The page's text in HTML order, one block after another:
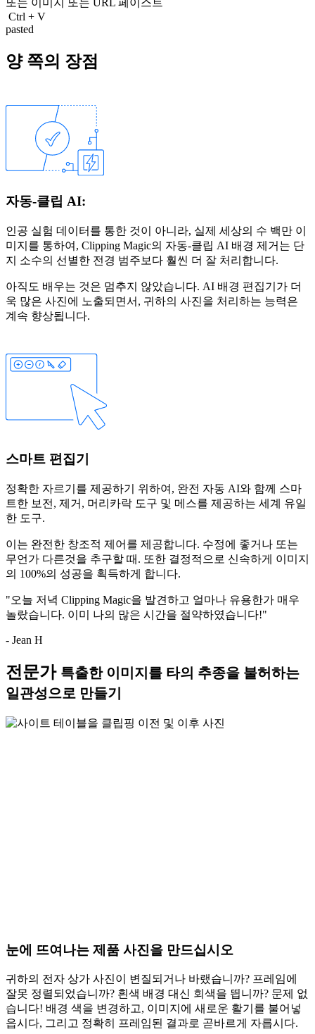
또는 이미지 또는 URL 페이스트
Ctrl + V
pasted
양 쪽의 장점
자동-클립 AI:
인공 실험 데이터를 통한 것이 아니라, 실제 세상의 수 백만 이
미지를 통하여, Clipping Magic의 자동-클립 AI 배경 제거는 단
지 소수의 선별한 전경 범주보다 훨씬 더 잘 처리합니다.
아직도 배우는 것은 멈추지 않았습니다. AI 배경 편집기가 더
욱 많은 사진에 노출되면서, 귀하의 사진을 처리하는 능력은
계속 향상됩니다.
스마트 편집기
정확한 자르기를 제공하기 위하여, 완전 자동 AI와 함께 스마
트한 보전 , 제거 , 머리카락 도구 및 메스를 제공하는 세계 유일
한 도구.
이는 완전한 창조적 제어를 제공합니다. 수정에 좋거나 또는
무언가 다른것을 추구할 때. 또한 결정적으로 신속하게 이미지
의 100%의 성공을 획득하게 합니다.
"오늘 저녁 Clipping Magic을 발견하고 얼마나 유용한가 매우
놀랐습니다. 이미 나의 많은 시간을 절약하였습니다!"
- Jean H
전문가 특출한 이미지를 타의 추종을 불허하는
일관성으로 만들기
눈에 뜨여나는 제품 사진을 만드십시오
귀하의 전자 상가 사진이 변질되거나 바랬습니까? 프레임에
잘못 정렬되었습니까? 흰색 배경 대신 회색을 띕니까? 문제 없
습니다! 배경 색을 변경하고, 이미지에 새로운 활기를 불어넣
읍시다, 그리고 정확히 프레임된 결과로 곧바르게 자릅시다.